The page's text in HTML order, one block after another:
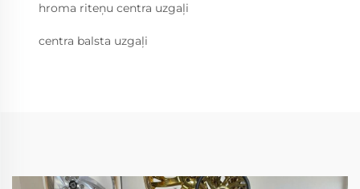
hroma riteņu centra uzgaļi
centra balsta uzgaļi